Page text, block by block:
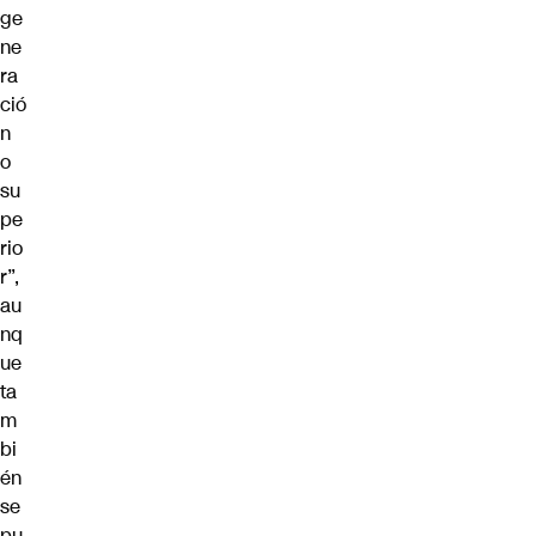
ge
ne
ra
ció
n
o
su
pe
rio
r”,
au
nq
ue
ta
m
bi
én
se